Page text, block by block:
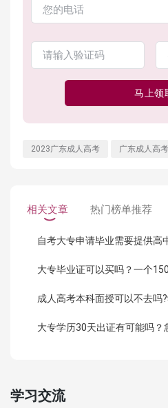
马上领
2023广东成人高考 广东成人高
相关文章 热门榜单推荐
自考大专申请毕业需要提供高
大专毕业证可以买吗？一个
成人高考本科面授可以不去吗
大专学历30天出证有可能吗？
学习交流